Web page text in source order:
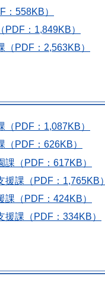
：558KB）
PDF：1,849KB）
（PDF：2,563KB）
（PDF：1,087KB）
（PDF：626KB）
課（PDF：617KB）
援課（PDF：1,765KB）
課（PDF：424KB）
援課（PDF：334KB）